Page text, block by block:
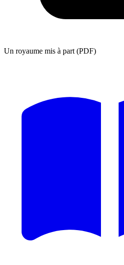
Un royaume mis à part (PDF)